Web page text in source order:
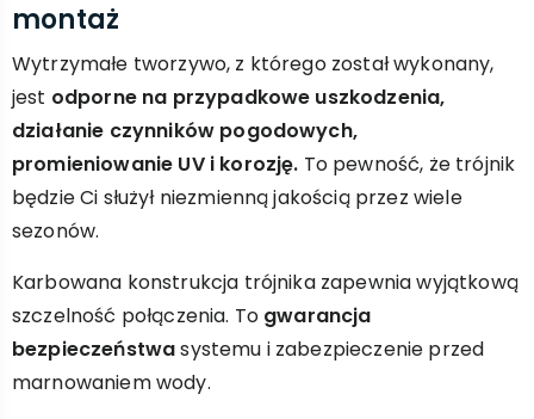
montaż
Wytrzymałe tworzywo, z którego został wykonany,
jest odporne na przypadkowe uszkodzenia,
działanie czynników pogodowych,
promieniowanie UV i korozję. To pewność, że trójnik
będzie Ci służył niezmienną jakością przez wiele
sezonów.
Karbowana konstrukcja trójnika zapewnia wyjątkową
szczelność połączenia. To gwarancja
bezpieczeństwasystemu i zabezpieczenie przed
marnowaniem wody.